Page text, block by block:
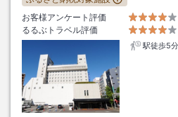
お客様アンケート評価
るるぶトラベル評価
駅徒歩5分